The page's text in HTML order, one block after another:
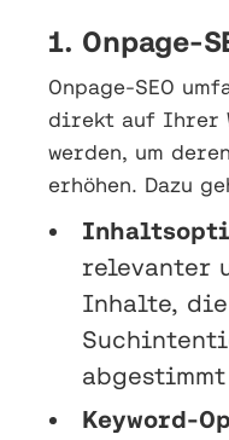
1. Onpage-
Onpage-SEO
direkt auf Ihrer
werden, um
erhöhen. Dazu
relevanter
Inhalte,
Keyword-